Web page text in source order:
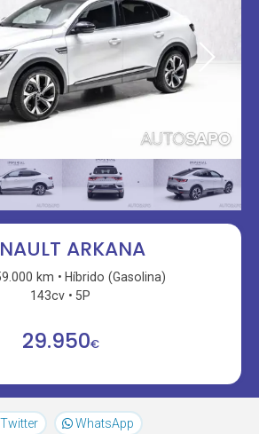
ARKANA
km
Híbrido (Gasolina)
143cv
5P
29.950€
Twitter WhatsApp